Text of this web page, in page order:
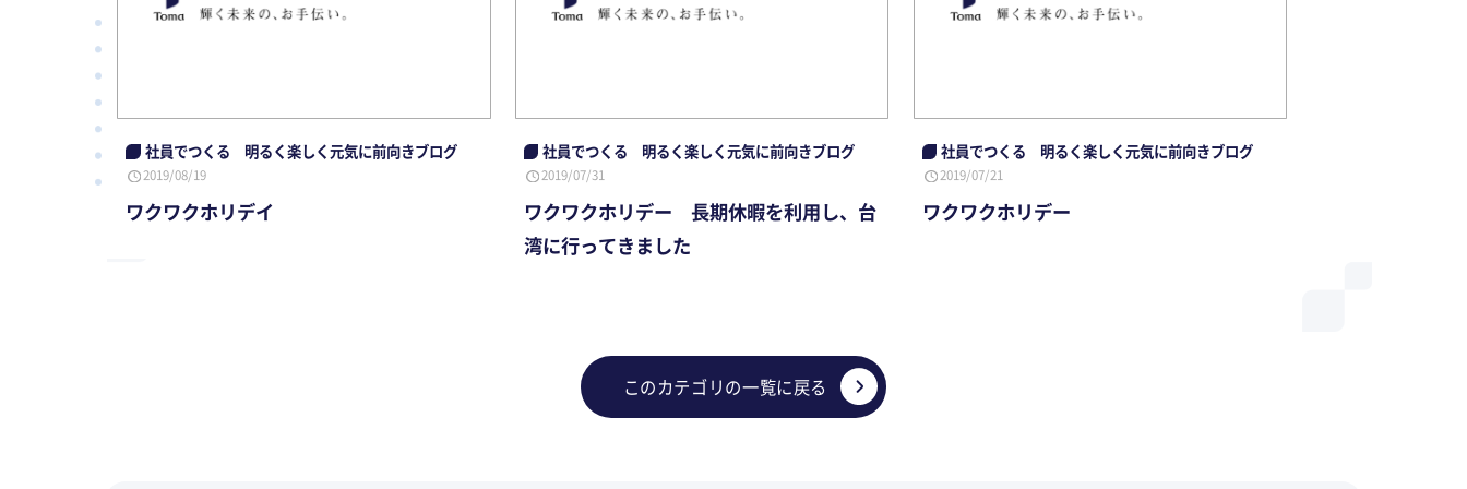
社員でつくる 明るく楽しく元気に前向きブログ
2019/08/19
ワクワクホリデイ
社員でつくる 明るく楽しく元気に前向きブログ
2019/07/31
ワクワクホリデー 長期休暇を利用し、台
湾に行ってきました
社員でつくる 明るく楽しく元気に前向きブログ
2019/07/21
ワクワクホリデー
このカテゴリの一覧に戻る